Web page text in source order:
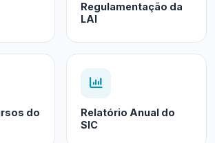
Regulamentação da
LAI
do
Relatório Anual do
SIC